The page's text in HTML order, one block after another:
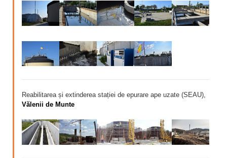
Calitatea apei
Comunicare
Contact
Reabilitarea și extinderea stației de epurare ape uzate (SEAU),
Vălenii de Munte